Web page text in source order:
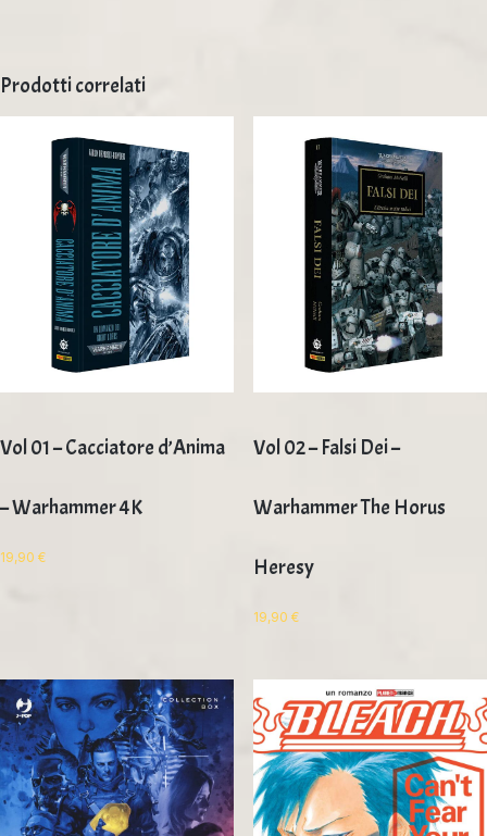
Prodotti correlati
Vol 01 – Cacciatore d’Anima
– Warhammer 4K
19,90 €
Vol 02 – Falsi Dei –
Warhammer The Horus
Heresy
19,90 €